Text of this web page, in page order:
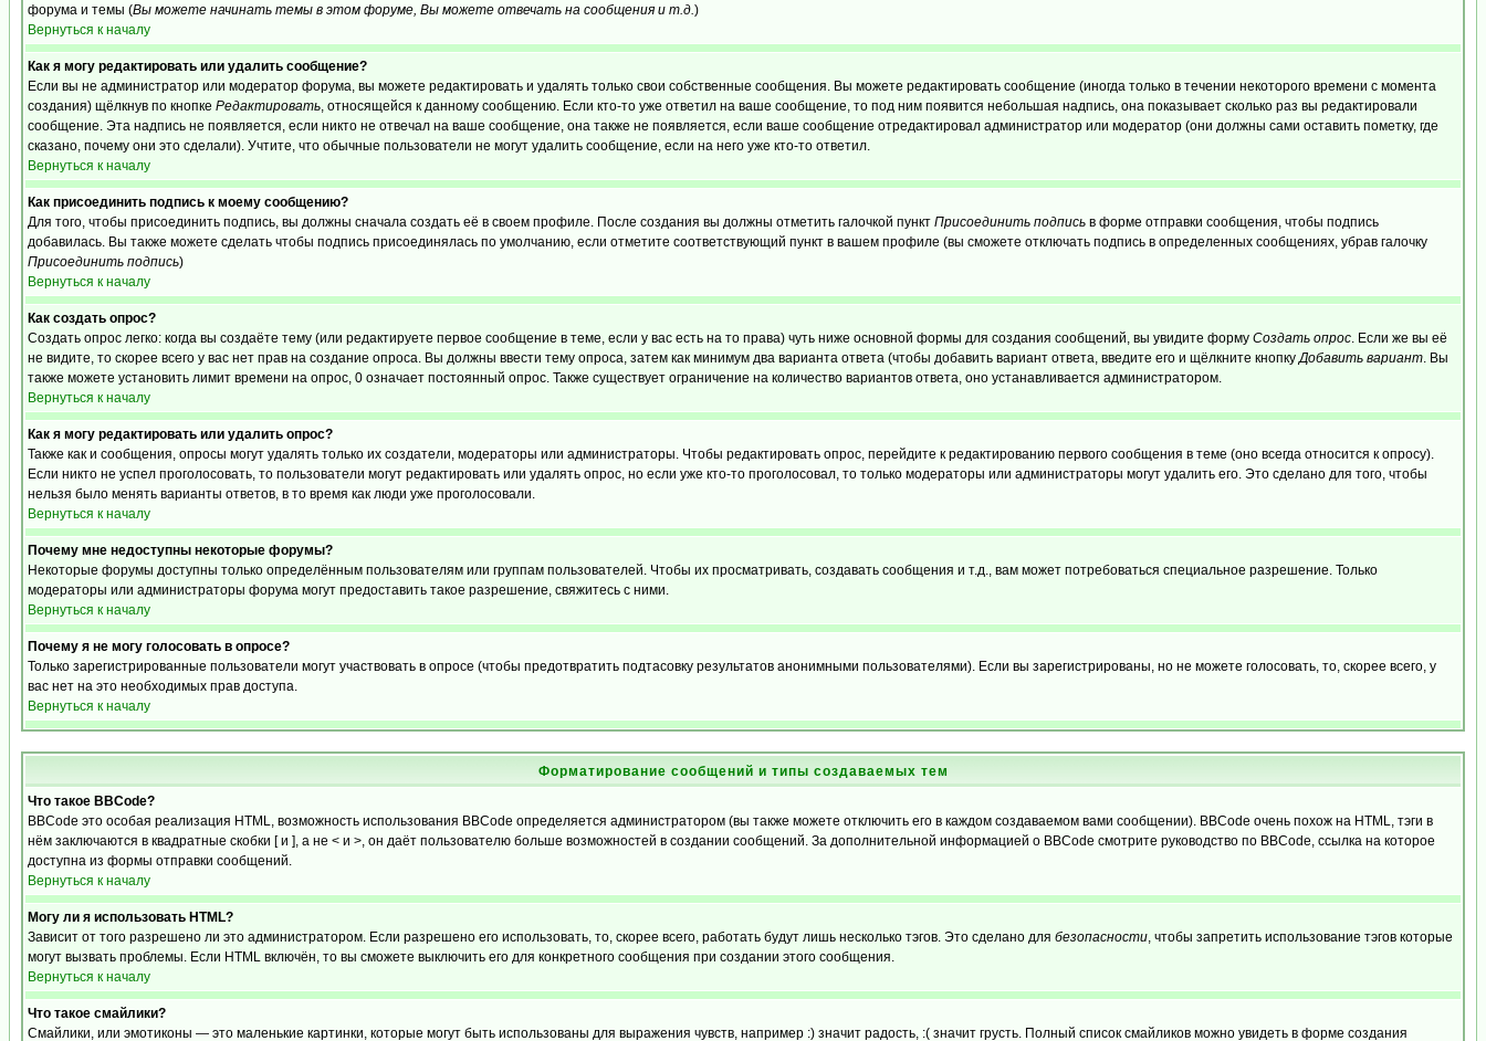
форума и темы (Вы можете начинать темы в этом форуме, Вы можете отвечать на сообщения и т.д.)
Вернуться к началу
Как я могу редактировать или удалить сообщение?
Если вы не администратор или модератор форума, вы можете редактировать и удалять только свои собственные сообщения. Вы можете редактировать сообщение (иногда только в течении некоторого времени с момента
создания) щёлкнув по кнопке Редактировать, относящейся к данному сообщению. Если кто-то уже ответил на ваше сообщение, то под ним появится небольшая надпись, она показывает сколько раз вы редактировали
сообщение. Эта надпись не появляется, если никто не отвечал на ваше сообщение, она также не появляется, если ваше сообщение отредактировал администратор или модератор (они должны сами оставить пометку, где
сказано, почему они это сделали). Учтите, что обычные пользователи не могут удалить сообщение, если на него уже кто-то ответил.
Вернуться к началу
Как присоединить подпись к моему сообщению?
Для того, чтобы присоединить подпись, вы должны сначала создать её в своем профиле. После создания вы должны отметить галочкой пункт Присоединить подпись в форме отправки сообщения, чтобы подпись
добавилась. Вы также можете сделать чтобы подпись присоединялась по умолчанию, если отметите соответствующий пункт в вашем профиле (вы сможете отключать подпись в определенных сообщениях, убрав галочку
Присоединить подпись)
Вернуться к началу
Как создать опрос?
Создать опрос легко: когда вы создаёте тему (или редактируете первое сообщение в теме, если у вас есть на то права) чуть ниже основной формы для создания сообщений, вы увидите форму Создать опрос. Если же вы её
не видите, то скорее всего у вас нет прав на создание опроса. Вы должны ввести тему опроса, затем как минимум два варианта ответа (чтобы добавить вариант ответа, введите его и щёлкните кнопкуДобавить вариант. Вы
также можете установить лимит времени на опрос, 0 означает постоянный опрос. Также существует ограничение на количество вариантов ответа, оно устанавливается администратором.
Вернуться к началу
Как я могу редактировать или удалить опрос?
Также как и сообщения, опросы могут удалять только их создатели, модераторы или администраторы. Чтобы редактировать опрос, перейдите к редактированию первого сообщения в теме (оно всегда относится к опросу).
Если никто не успел проголосовать, то пользователи могут редактировать или удалять опрос, но если уже кто-то проголосовал, то только модераторы или администраторы могут удалить его. Это сделано для того, чтобы
нельзя было менять варианты ответов, в то время как люди уже проголосовали.
Вернуться к началу
Почему мне недоступны некоторые форумы?
Некоторые форумы доступны только определённым пользователям или группам пользователей. Чтобы их просматривать, создавать сообщения и т.д., вам может потребоваться специальное разрешение. Только
модераторы или администраторы форума могут предоставить такое разрешение, свяжитесь с ними.
Вернуться к началу
Почему я не могу голосовать в опросе?
Только зарегистрированные пользователи могут участвовать в опросе (чтобы предотвратить подтасовку результатов анонимными пользователями). Если вы зарегистрированы, но не можете голосовать, то, скорее всего, у
вас нет на это необходимых прав доступа.
Вернуться к началу
Форматирование сообщений и типы создаваемых тем
Что такое BBCode?
BBCode это особая реализация HTML, возможность использования BBCode определяется администратором (вы также можете отключить его в каждом создаваемом вами сообщении). BBCode очень похож на HTML, тэги в
нём заключаются в квадратные скобки [ и ], а не < и >, он даёт пользователю больше возможностей в создании сообщений. За дополнительной информацией о BBCode смотрите руководство по BBCode, ссылка на которое
доступна из формы отправки сообщений.
Вернуться к началу
Могу ли я использовать HTML?
Зависит от того разрешено ли это администратором. Если разрешено его использовать, то, скорее всего, работать будут лишь несколько тэгов. Это сделано для безопасности, чтобы запретить использование тэгов которые
могут вызвать проблемы. Если HTML включён, то вы сможете выключить его для конкретного сообщения при создании этого сообщения.
Вернуться к началу
Что такое смайлики?
Смайлики, или эмотиконы — это маленькие картинки, которые могут быть использованы для выражения чувств, например :) значит радость, :( значит грусть. Полный список смайликов можно увидеть в форме создания